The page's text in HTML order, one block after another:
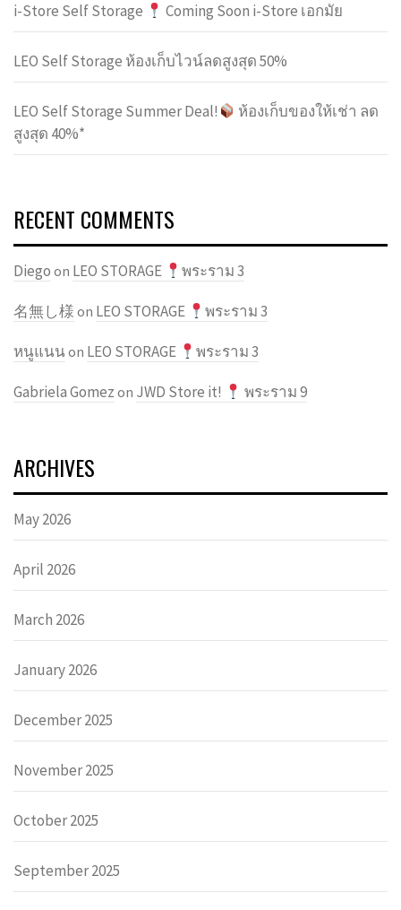
i-Store Self Storage Coming Soon i-Store เอกมัย
LEO Self Storage ห้องเก็บไวน์ลดสูงสุด 50%
LEO Self Storage Summer Deal!
ห้องเก็บของให้เช่า ลด
สูงสุด 40%*
RECENT COMMENTS
Diego on LEO STORAGE พระราม 3
名無し様 on LEO STORAGE พระราม 3
หนูแนน on LEO STORAGE พระราม 3
Gabriela Gomez on JWD Store it! พระราม 9
ARCHIVES
May 2026
April 2026
March 2026
January 2026
December 2025
November 2025
October 2025
September 2025